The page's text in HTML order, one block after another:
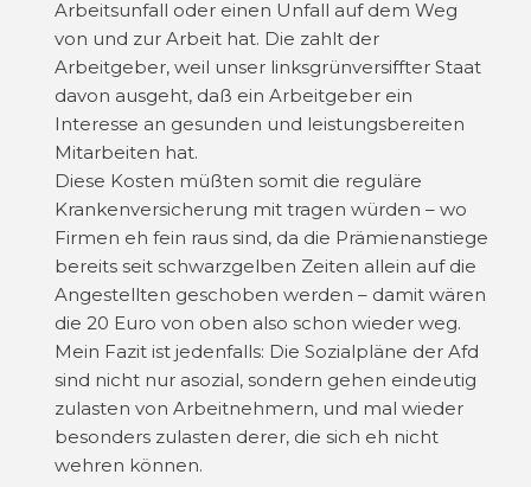
Arbeitsunfall oder einen Unfall auf dem Weg
von und zur Arbeit hat. Die zahlt der
Arbeitgeber, weil unser linksgrünversiffter Staat
davon ausgeht, daß ein Arbeitgeber ein
Interesse an gesunden und leistungsbereiten
Mitarbeiten hat.
Diese Kosten müßten somit die reguläre
Krankenversicherung mit tragen würden – wo
Firmen eh fein raus sind, da die Prämienanstiege
bereits seit schwarzgelben Zeiten allein auf die
Angestellten geschoben werden – damit wären
die 20 Euro von oben also schon wieder weg.
Mein Fazit ist jedenfalls: Die Sozialpläne der Afd
sind nicht nur asozial, sondern gehen eindeutig
zulasten von Arbeitnehmern, und mal wieder
besonders zulasten derer, die sich eh nicht
wehren können.